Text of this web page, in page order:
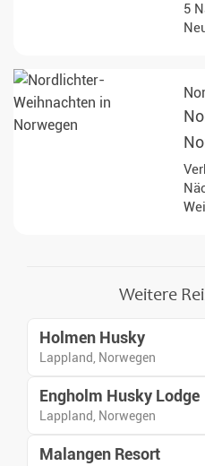
5
Weitere
Holmen Husky
Lappland, Norwegen
Engholm Husky Lodge
Lappland, Norwegen
Malangen Resort